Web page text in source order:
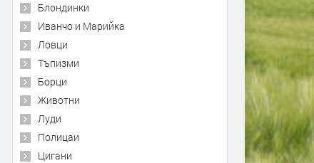
Блондинки
Иванчо и Марийка
Ловци
Тъпизми
Борци
Животни
Луди
Полицаи
Цигани